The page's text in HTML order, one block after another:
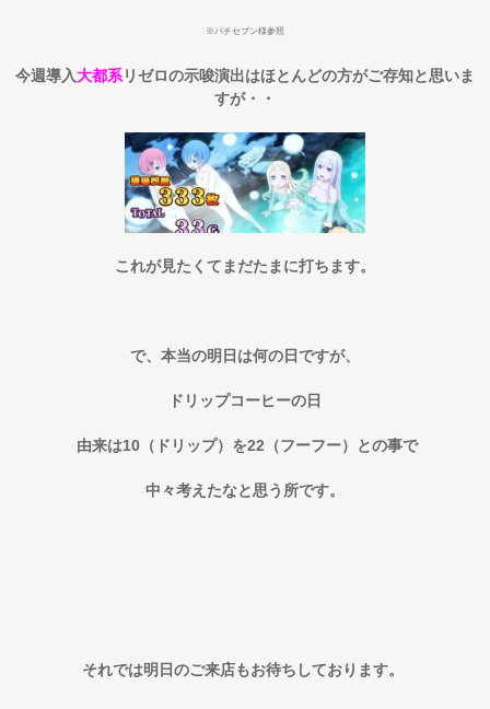
※パチセブン様参照
今週導入大都系リゼロの示唆演出はほとんどの方がご存知と思いま
すが・・
これが見たくてまだたまに打ちます。
で、本当の明日は何の日ですが、
ドリップコーヒーの日
由来は10（ドリップ）を22（フーフー）との事で
中々考えたなと思う所です。
それでは明日のご来店もお待ちしております。